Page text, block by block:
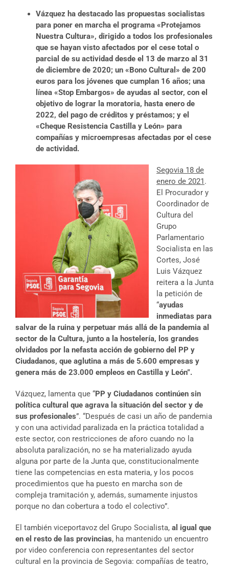
Vázquez ha destacado las propuestas socialistas
para poner en marcha el programa «Protejamos
Nuestra Cultura», dirigido a todos los profesionales
que se hayan visto afectados por el cese total o
parcial de su actividad desde el 13 de marzo al 31
de diciembre de 2020; un «Bono Cultural» de 200
euros para los jóvenes que cumplan 16 años; una
línea «Stop Embargos» de ayudas al sector, con el
objetivo de lograr la moratoria, hasta enero de
2022, del pago de créditos y préstamos; y el
«Cheque Resistencia Castilla y León» para
compañías y microempresas afectadas por el cese
de actividad.
Segovia 18 de
enero de 2021.
El Procurador y
Coordinador de
Cultura del
Grupo
Parlamentario
Socialista en las
Cortes, José
Luis Vázquez
reitera a la Junta
la petición de
“ayudas
inmediatas para
salvar de la ruina y perpetuar más allá de la pandemia al
sector de la Cultura, junto a la hostelería, los grandes
olvidados por la nefasta acción de gobierno del PP y
Ciudadanos, que aglutina a más de 5.600 empresas y
genera más de 23.000 empleos en Castilla y León”.
Vázquez, lamenta que “PP y Ciudadanos continúen sin
política cultural que agrava la situación del sector y de
sus profesionales”. “Después de casi un año de pandemia
y con una actividad paralizada en la práctica totalidad a
este sector, con restricciones de aforo cuando no la
absoluta paralización, no se ha materializado ayuda
alguna por parte de la Junta que, constitucionalmente
tiene las competencias en esta materia, y los pocos
procedimientos que ha puesto en marcha son de
compleja tramitación y, además, sumamente injustos
porque no dan cobertura a todo el colectivo”.
El también viceportavoz del Grupo Socialista, al igual que
en el resto de las provincias, ha mantenido un encuentro
por video conferencia con representantes del sector
cultural en la provincia de Segovia: compañías de teatro,